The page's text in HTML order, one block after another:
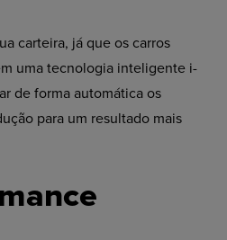
carteira, já que os carros
uma tecnologia inteligente i-
de forma automática os
para um resultado mais